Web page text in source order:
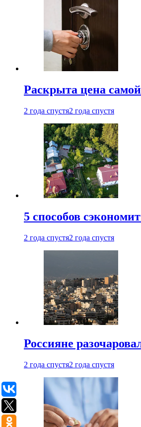
Раскрыта цена
2 года спустя2 года спустя
5 способов
2 года спустя2 года спустя
Россияне
2 года спустя2 года спустя